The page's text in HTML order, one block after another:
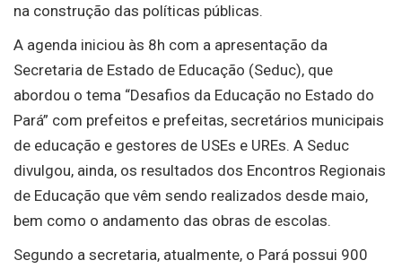
na construção das políticas públicas.
A agenda iniciou às 8h com a apresentação da
Secretaria de Estado de Educação (Seduc), que
abordou o tema “Desafios da Educação no Estado do
Pará” com prefeitos e prefeitas, secretários municipais
de educação e gestores de USEs e UREs. A Seduc
divulgou, ainda, os resultados dos Encontros Regionais
de Educação que vêm sendo realizados desde maio,
bem como o andamento das obras de escolas.
Segundo a secretaria, atualmente, o Pará possui 900